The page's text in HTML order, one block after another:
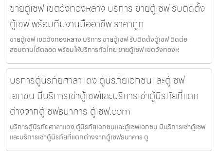
ขายตู้เซฟ เขตวังทองหลาง บริการ ขายตู้เซฟ รับติดตั้ง
ตู้เซฟ พร้อมทีมงานมืออาชีพ ราคาถูก
ขายตู้เซฟ เขตวังทองหลาง บริการ ขายตู้เซฟ รับติดตั้งตู้เซฟ ติดต่อ
สอบถามได้ตลอด พร้อมให้บริการทั่วไทย ขายตู้เซฟ เขตวังทองห
บริการตู้นิรภัยศาลาแดง ตู้นิรภัยเอกชนและตู้เซฟ
เอกชน มีบริการเช่าตู้เซฟและบริการเช่าตู้นิรภัยที่แตก
ต่างจากตู้เซฟธนาคาร ตู้เซฟ.com
บริการตู้นิรภัยศาลาแดง ตู้นิรภัยเอกชนและตู้เซฟเอกชน มีบริการเช่าตู้เซฟ
และบริการเช่าตู้นิรภัยที่แตกต่างจากตู้เซฟธนาคาร ตู